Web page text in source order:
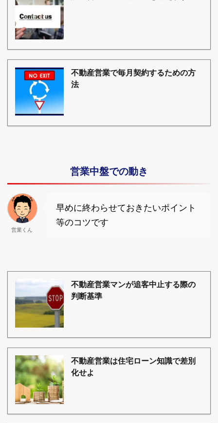
不動産営業で毎月契約するための方
法
営業中盤での動き
営業くん
早めに終わらせておきたいポイント
等のコツです
不動産営業マンが追客中止する際の
判断基準
不動産営業は住宅ローン知識で差別
化せよ